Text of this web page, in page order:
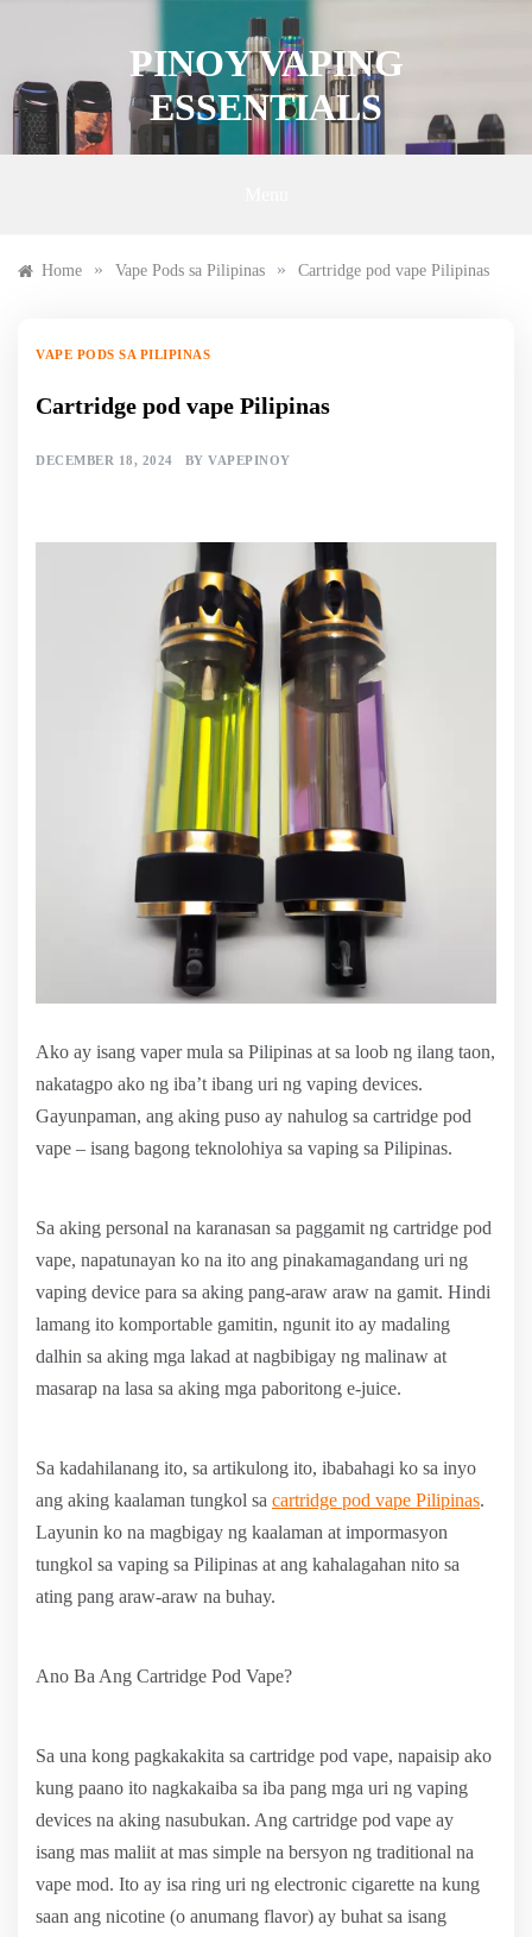
PINOY VAPING
ESSENTIALS
Home » Vape Pods sa Pilipinas » Cartridge pod vape Pilipinas
VAPE PODS SA PILIPINAS
Cartridge pod vape Pilipinas
DECEMBER 18, 2024 BY VAPEPINOY
Ako ay isang vaper mula sa Pilipinas at sa loob ng ilang taon,
nakatagpo ako ng iba’t ibang uri ng vaping devices.
Gayunpaman, ang aking puso ay nahulog sa cartridge pod
vape – isang bagong teknolohiya sa vaping sa Pilipinas.
Sa aking personal na karanasan sa paggamit ng cartridge pod
vape, napatunayan ko na ito ang pinakamagandang uri ng
vaping device para sa aking pang-araw araw na gamit. Hindi
lamang ito komportable gamitin, ngunit ito ay madaling
dalhin sa aking mga lakad at nagbibigay ng malinaw at
masarap na lasa sa aking mga paboritong e-juice.
Sa kadahilanang ito, sa artikulong ito, ibabahagi ko sa inyo
ang aking kaalaman tungkol sa cartridge pod vape Pilipinas.
Layunin ko na magbigay ng kaalaman at impormasyon
tungkol sa vaping sa Pilipinas at ang kahalagahan nito sa
ating pang araw-araw na buhay.
Ano Ba Ang Cartridge Pod Vape?
Sa una kong pagkakakita sa cartridge pod vape, napaisip ako
kung paano ito nagkakaiba sa iba pang mga uri ng vaping
devices na aking nasubukan. Ang cartridge pod vape ay
isang mas maliit at mas simple na bersyon ng traditional na
vape mod. Ito ay isa ring uri ng electronic cigarette na kung
saan ang nicotine (o anumang flavor) ay buhat sa isang